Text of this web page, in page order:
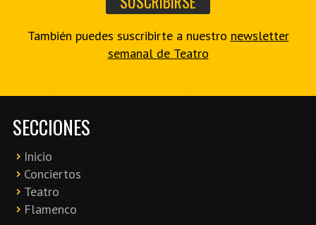
También puedes suscribirte a nuestro newsletter
semanal de Teatro
SECCIONES
Inicio
Conciertos
Teatro
Flamenco